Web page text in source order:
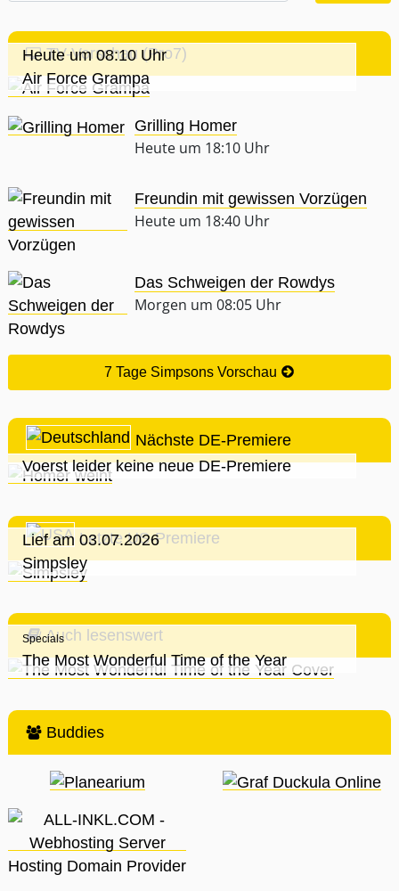
TV-Vorschau (Pro7)
Heute um 08:10 Uhr
Air Force Grampa
Grilling Homer
Heute um 18:10 Uhr
Freundin mit gewissen Vorzügen
Heute um 18:40 Uhr
Das Schweigen der Rowdys
Morgen um 08:05 Uhr
7 Tage Simpsons Vorschau
Nächste DE-Premiere
Voerst leider keine neue DE-Premiere
Letzte US-Premiere
Lief am 03.07.2026
Simpsley
Auch lesenswert
Specials
The Most Wonderful Time of the Year
Buddies